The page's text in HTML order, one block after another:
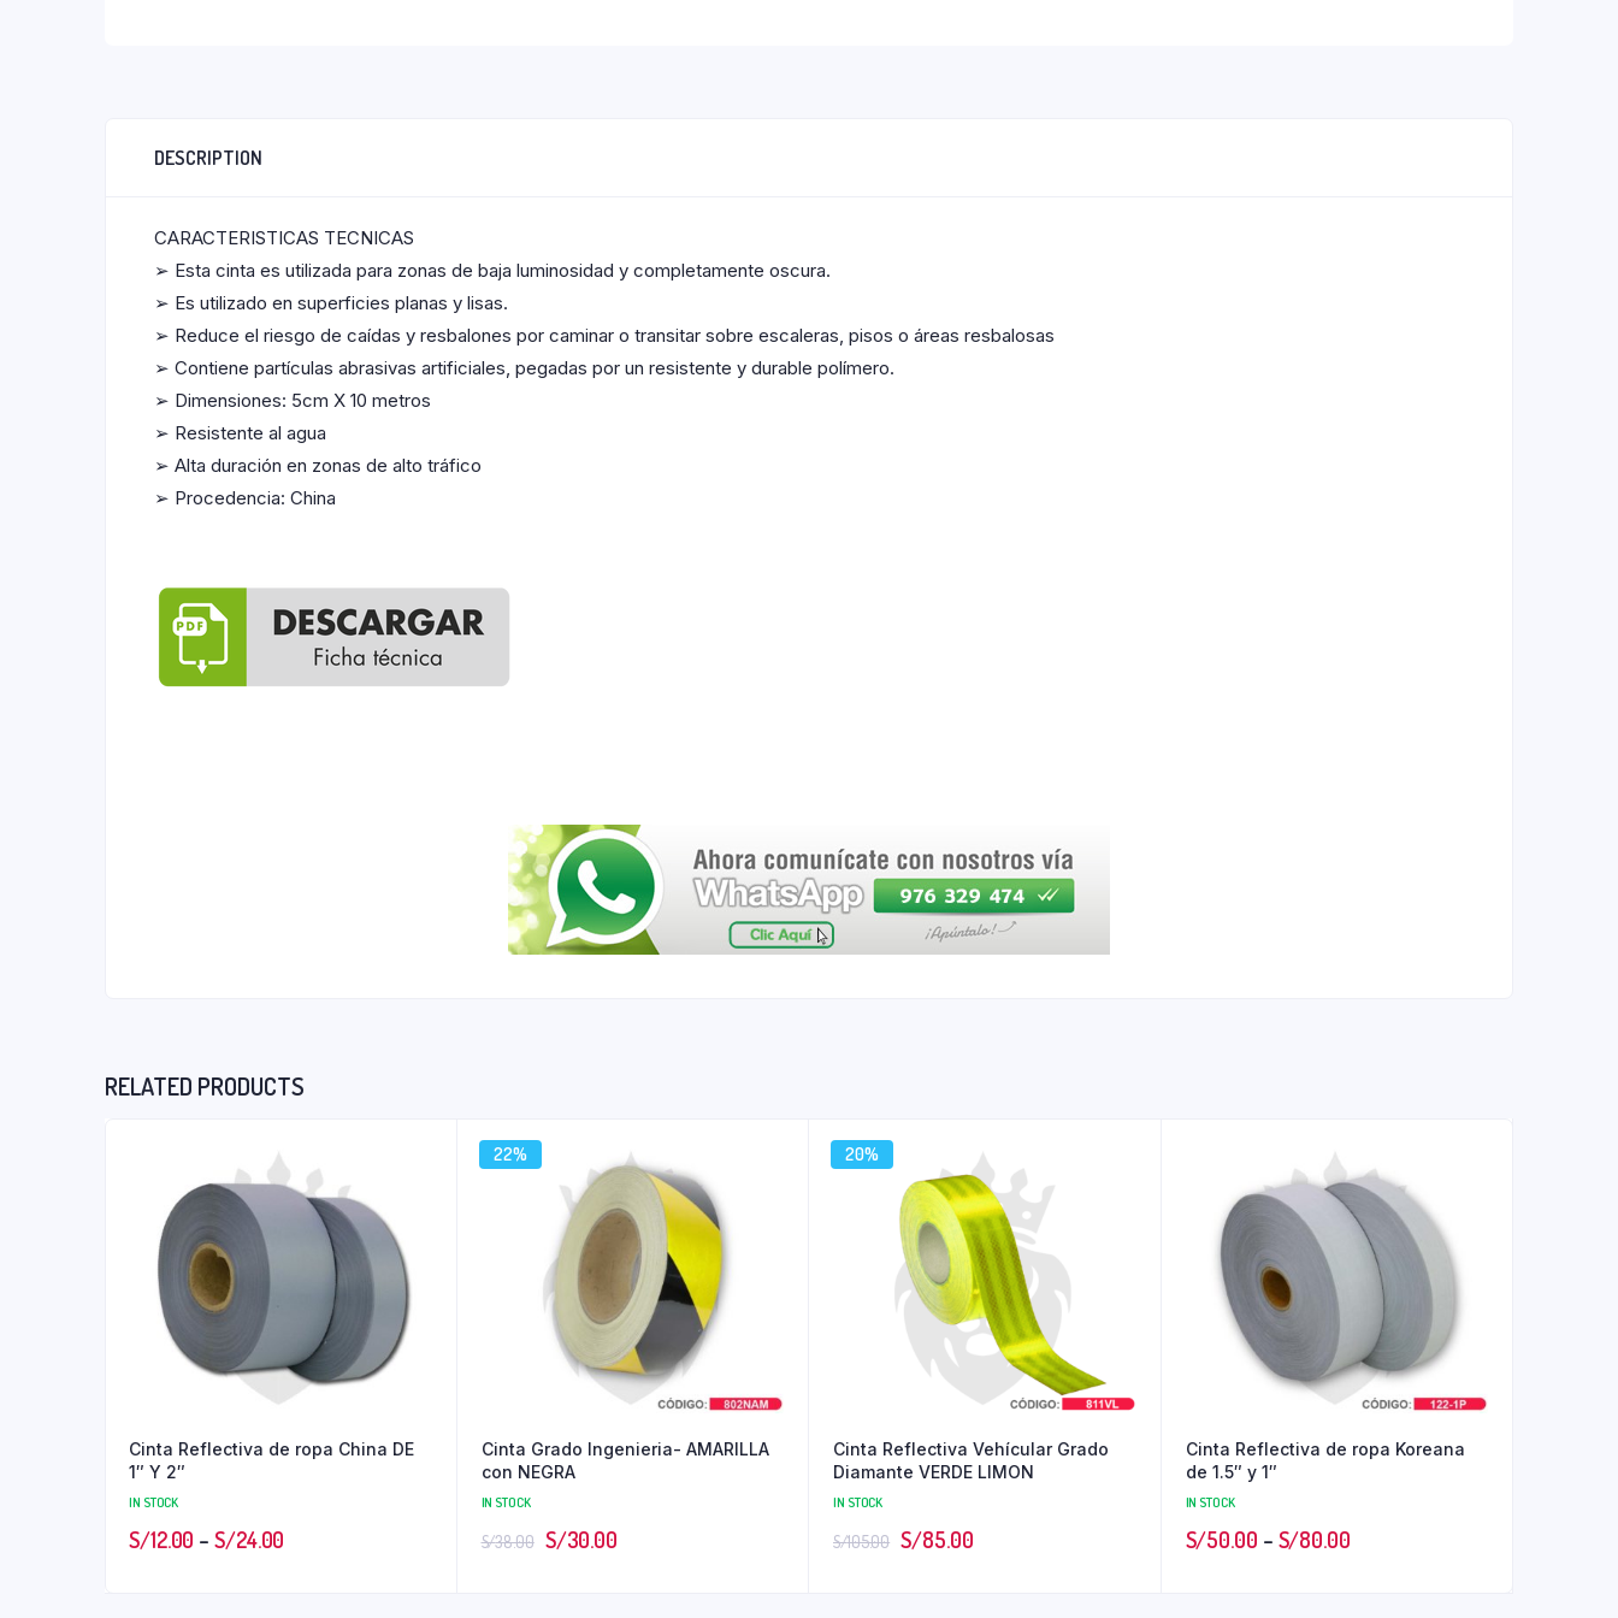
DESCRIPTION
CARACTERISTICAS TECNICAS
➢ Esta cinta es utilizada para zonas de baja luminosidad y completamente oscura.
➢ Es utilizado en superficies planas y lisas.
➢ Reduce el riesgo de caídas y resbalones por caminar o transitar sobre escaleras, pisos o áreas resbalosas
➢ Contiene partículas abrasivas artificiales, pegadas por un resistente y durable polímero.
➢ Dimensiones: 5cm X 10 metros
➢ Resistente al agua
➢ Alta duración en zonas de alto tráfico
➢ Procedencia: China
RELATED PRODUCTS
Cinta Reflectiva de ropa China DE
1″ Y 2″
IN STOCK
S/12.00 –S/24.00
22%
Cinta Grado Ingenieria- AMARILLA
con NEGRA
IN STOCK
S/38.00 S/30.00
20%
Cinta Reflectiva Vehícular Grado
Diamante VERDE LIMON
IN STOCK
S/105.00 S/85.00
Cinta Reflectiva de ropa Koreana
de 1.5″ y 1″
IN STOCK
S/50.00 – S/80.00